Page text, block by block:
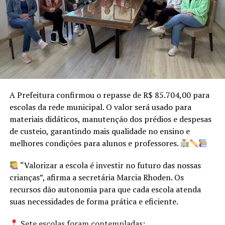
TÓPICOS RELACIONADOS: DESTAQUE
FÁBIO PERSCH
FESTA NACIONAL DO MORANGUINHO
LEANDRO DEWES
A SEGUIR
Depois da conquista no Paraguai o destino é o Peru
NÃO PERCA
Anunciado Esquenta Festa do Moranguinho
realeza. E as princesas Bruna Daiane Backes e Cauane
Jéssica Klering foram chamadas pelo quinteto de
jornalistas. Bruna, sempre comunicativa, parceria ter
perdido as palavras. Cauane, mais emotiva, perdera as
lágrimas e era apenas sorrisos.
Restava saber quem seria a rainha do Winterschneiss
Winter tem uma Winter como rainha. Amanda Rauber
Winter, a caçula, com 22 anos, foi a escolhida. E de
pronto agradeceu também no dialeto alemão, com um
convite e um Dankeschöne, ou melhor, em dialeto,
“Tanke xeen”.
E que venha a festa, nas três primeiras semanas de
setembro, para que Bom Princípio a todos,
carinhosamente, possa acolher!
A Prefeitura confirmou o repasse de R$ 85.704,00 para
escolas da rede municipal. O valor será usado para
materiais didáticos, manutenção dos prédios e despesas
de custeio, garantindo mais qualidade no ensino e
melhores condições para alunos e professores.
“Valorizar a escola é investir no futuro das nossas
crianças”, afirma a secretária Marcia Rhoden. Os
recursos dão autonomia para que cada escola atenda
suas necessidades de forma prática e eficiente.